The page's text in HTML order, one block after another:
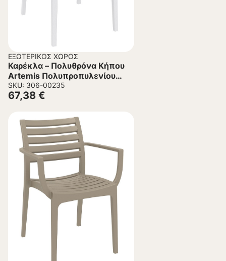
ΕΞΩΤΕΡΙΚΌΣ ΧΏΡΟΣ
Καρέκλα – Πολυθρόνα Κήπου
Artemis Πολυπροπυλενίου
Λευκό 58x58x83.5 εκ.
SKU: 306-00235
67,38 €